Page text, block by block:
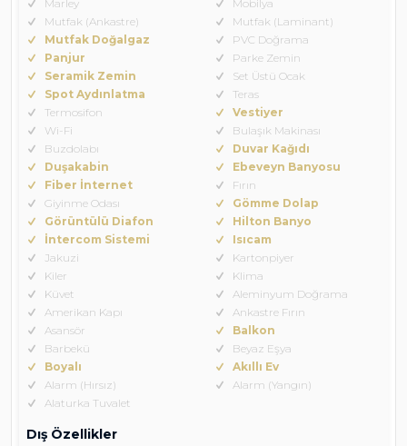
Marley
Mobilya
Mutfak (Ankastre)
Mutfak (Laminant)
Mutfak Doğalgaz
PVC Doğrama
Panjur
Parke Zemin
Seramik Zemin
Set Üstü Ocak
Spot Aydınlatma
Teras
Termosifon
Vestiyer
Wi-Fi
Bulaşık Makinası
Buzdolabı
Duvar Kağıdı
Duşakabin
Ebeveyn Banyosu
Fiber İnternet
Fırın
Giyinme Odası
Gömme Dolap
Görüntülü Diafon
Hilton Banyo
İntercom Sistemi
Isıcam
Jakuzi
Kartonpiyer
Kiler
Klima
Küvet
Aleminyum Doğrama
Amerikan Kapı
Ankastre Fırın
Asansör
Balkon
Barbekü
Beyaz Eşya
Boyalı
Akıllı Ev
Alarm (Hırsız)
Alarm (Yangın)
Alaturka Tuvalet
Dış Özellikler